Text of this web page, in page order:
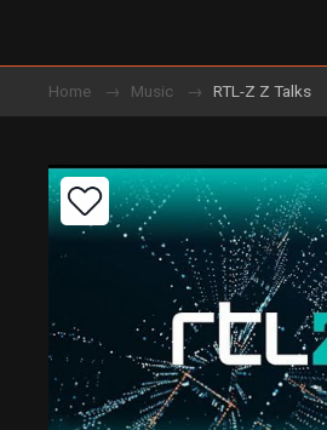
Home Music RTL-Z Z Talks